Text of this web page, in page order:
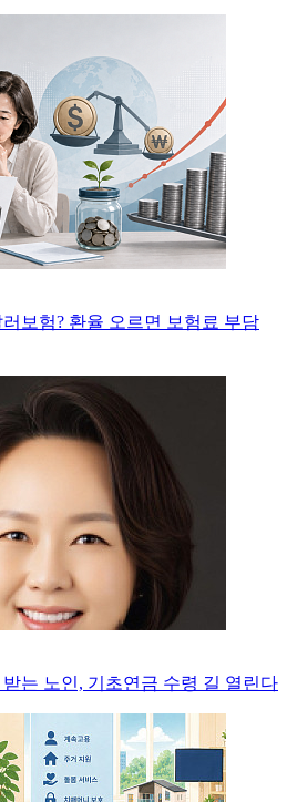
보험? 환율 오르면 보험료 부담
는 노인, 기초연금 수령 길 열린다